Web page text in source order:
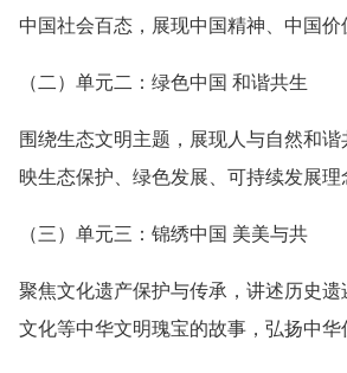
中国社会百态，展现中国精神、中国价
（二）单元二：绿色中国 和谐共生
围绕生态文明主题，展现人与自然和谐
映生态保护、绿色发展、可持续发展理
（三）单元三：锦绣中国 美美与共
聚焦文化遗产保护与传承，讲述历史
文化等中华文明瑰宝的故事，弘扬中华